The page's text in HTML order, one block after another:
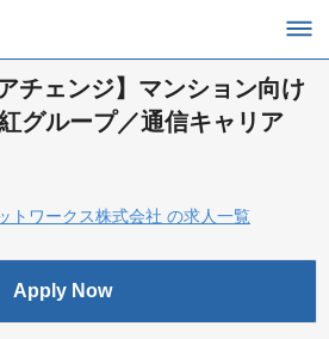
チェンジ】マンション向け
グループ／通信キャリア
トワークス株式会社 の求人一覧
Apply Now